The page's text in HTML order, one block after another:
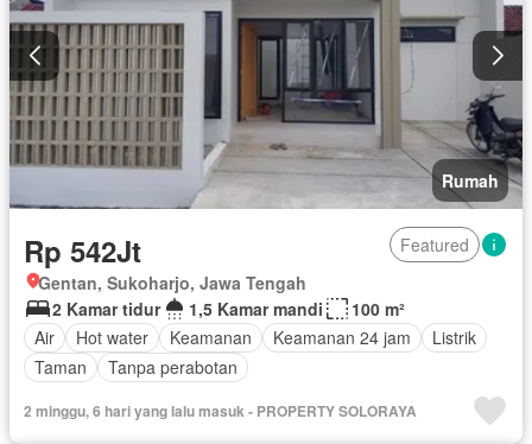
Rumah
Rp 542Jt
Featured
Gentan, Sukoharjo, Jawa Tengah
2 Kamar tidur
1,5 Kamar mandi
100 m²
Air
Hot water Keamanan Keamanan 24 jam
Listrik
Taman
Tanpa perabotan
2 minggu, 6 hari yang lalu masuk - PROPERTY SOLORAYA